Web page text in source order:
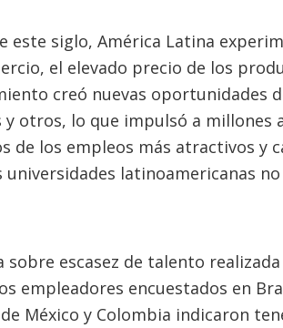
este siglo, América Latina
el elevado precio de los
creó nuevas oportunidades
otros, lo que impulsó a millones
de los empleos más atractivos y
latinoamericanas
sobre escasez de talento
empleadores encuestados en
México y Colombia indicaron